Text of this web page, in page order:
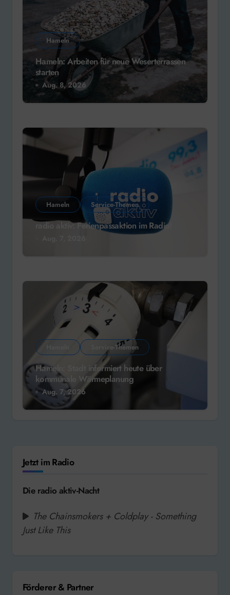
Hameln
Hameln: Arbeiten für neue Weserterrassen
starten
Aug. 8, 2026
Hameln Service-Themen
radio aktiv: Ferienpassaktion im Radio!
Service-Themen
Hameln: Stadt informiert heute über
kommunale Wärmeplanung
Aug. 7, 2026
Jetzt im Radio
Die radio aktiv-Nacht
The Chainsmokers + Coldplay - Something
Just Like This
Förderer & Partner